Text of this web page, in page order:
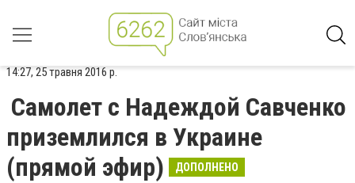
14:27, 25 травня 2016 р.
Самолет с Надеждой Савченко
приземлился в Украине
(прямой эфир)
ДОПОЛНЕНО